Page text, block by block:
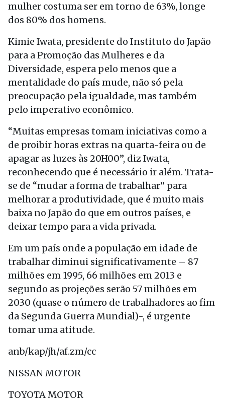
mulher costuma ser em torno de 63%, longe
dos 80% dos homens.
Kimie Iwata, presidente do Instituto do Japão
para a Promoção das Mulheres e da
Diversidade, espera pelo menos que a
mentalidade do país mude, não só pela
preocupação pela igualdade, mas também
pelo imperativo econômico.
“Muitas empresas tomam iniciativas como a
de proibir horas extras na quarta-feira ou de
apagar as luzes às 20H00”, diz Iwata,
reconhecendo que é necessário ir além. Trata-
se de “mudar a forma de trabalhar” para
melhorar a produtividade, que é muito mais
baixa no Japão do que em outros países, e
deixar tempo para a vida privada.
Em um país onde a população em idade de
trabalhar diminui significativamente – 87
milhões em 1995, 66 milhões em 2013 e
segundo as projeções serão 57 milhões em
2030 (quase o número de trabalhadores ao fim
da Segunda Guerra Mundial)-, é urgente
tomar uma atitude.
anb/kap/jh/af.zm/cc
NISSAN MOTOR
TOYOTA MOTOR